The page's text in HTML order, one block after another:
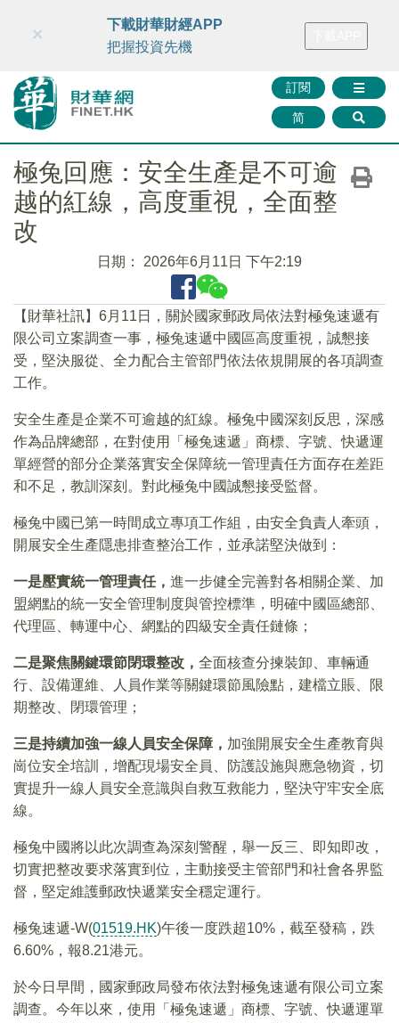
財華智庫網 FINTV FINMETA 財華證券 媒體矩陣
訂閱
简
×
下載財華財經APP
把握投資先機
極兔回應：安全生產是不可逾
越的紅線，高度重視，全面整
改
日期： 2026年6月11日 下午2:19
【財華社訊】6月11日，關於國家郵政局依法對極兔速遞有
限公司立案調查一事，極兔速遞中國區高度重視，誠懇接
受，堅決服從、全力配合主管部門依法依規開展的各項調查
工作。
安全生產是企業不可逾越的紅線。極兔中國深刻反思，深感
作為品牌總部，在對使用「極兔速遞」商標、字號、快遞運
單經營的部分企業落實安全保障統一管理責任方面存在差距
和不足，教訓深刻。對此極兔中國誠懇接受監督。
極兔中國已第一時間成立專項工作組，由安全負責人牽頭，
開展安全生產隱患排查整治工作，並承諾堅決做到：
一是壓實統一管理責任， 進一步健全完善對各相關企業、加
盟網點的統一安全管理制度與管控標準，明確中國區總部、
代理區、轉運中心、網點的四級安全責任鏈條；
二是聚焦關鍵環節閉環整改， 全面核查分揀裝卸、車輛通
行、設備運維、人員作業等關鍵環節風險點，建檔立賬、限
期整改、閉環管理；
三是持續加強一線人員安全保障， 加強開展安全生產教育與
崗位安全培訓，增配現場安全員、防護設施與應急物資，切
實提升一線人員安全意識與自救互救能力，堅決守牢安全底
線。
極兔中國將以此次調查為深刻警醒，舉一反三、即知即改，
切實把整改要求落實到位，主動接受主管部門和社會各界監
督，堅定維護郵政快遞業安全穩定運行。
極兔速遞-W(01519.HK)午後一度跌超10%，截至發稿，跌
6.60%，報8.21港元。
於今日早間，國家郵政局發布依法對極兔速遞有限公司立案
調查。今年以來，使用「極兔速遞」商標、字號、快遞運單